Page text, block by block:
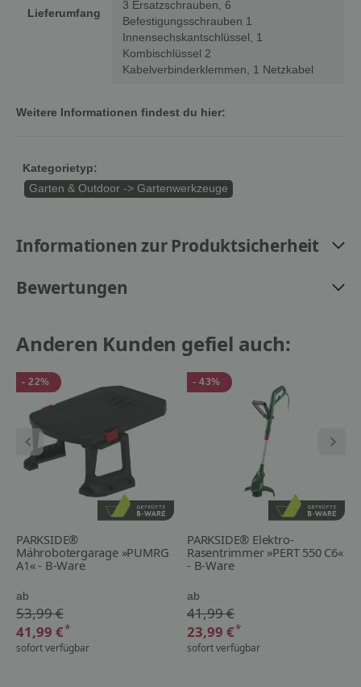
Lieferumfang
3 Ersatzschrauben, 6
Befestigungsschrauben 1
Innensechskantschlüssel, 1
Kombischlüssel 2
Kabelverbinderklemmen, 1 Netzkabel
Weitere Informationen findest du hier:
Kategorietyp:
Garten & Outdoor -> Gartenwerkzeuge
Informationen zur Produktsicherheit
Bewertungen
Anderen Kunden gefiel auch:
- 22%
PARKSIDE®
Mährobotergarage »PUMRG
A1« - B-Ware
ab
53,99 €
41,99 €*
sofort verfügbar
- 43%
PARKSIDE® Elektro-
Rasentrimmer »PERT 550 C6«
- B-Ware
ab
41,99 €
23,99 €*
sofort verfügbar